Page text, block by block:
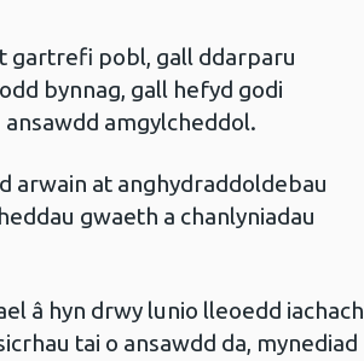
gartrefi pobl, gall ddarparu
bynnag, gall hefyd godi
amgylcheddol.
arwain at anghydraddoldebau
gwaeth a chanlyniadau
â hyn drwy lunio lleoedd iachach
tai o ansawdd da, mynediad